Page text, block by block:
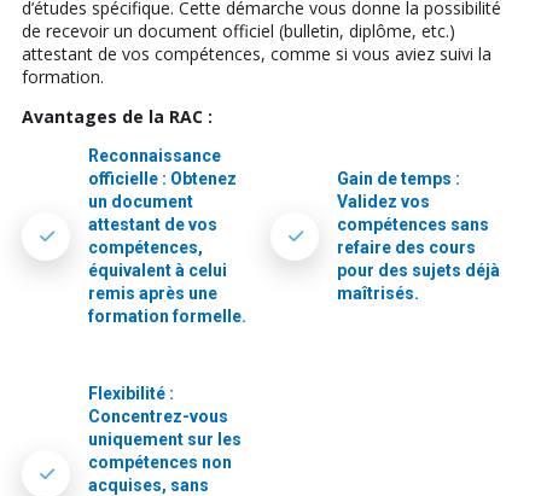
d’études spécifique. Cette démarche vous donne la possibilité
de recevoir un document officiel (bulletin, diplôme, etc.)
attestant de vos compétences, comme si vous aviez suivi la
formation.
Avantages de la RAC :
Reconnaissance
officielle : Obtenez
un document
attestant de vos
compétences,
équivalent à celui
remis après une
formation formelle.
Gain de temps :
Validez vos
compétences sans
refaire des cours
pour des sujets déjà
maîtrisés.
Flexibilité :
Concentrez-vous
uniquement sur les
compétences non
acquises, sans